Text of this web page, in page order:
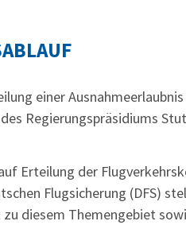
einer
Regierungspräsidiums
Erteilung der
Flugsicherung (DFS)
diesem Themengebiet